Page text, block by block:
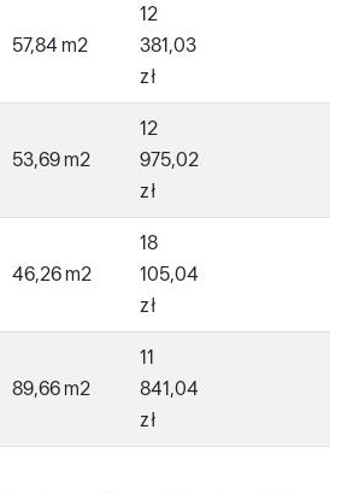
57,84 m2
12
381,03
zł
53,69 m2
12
975,02
zł
46,26 m2
18
105,04
zł
89,66 m2
11
841,04
zł